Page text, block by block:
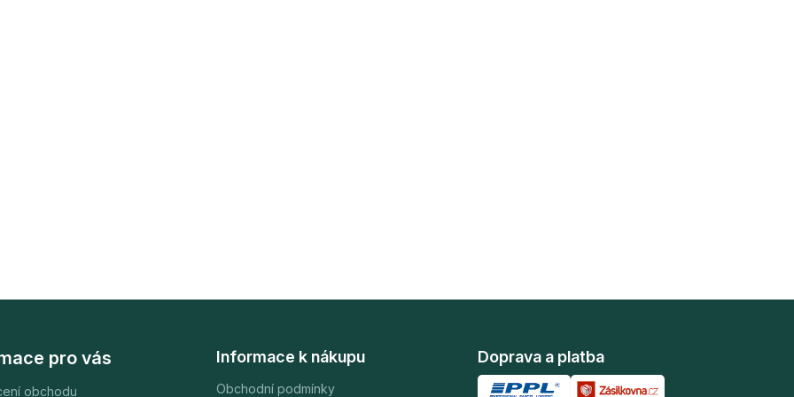
pro vás
obchodu
Informace k nákupu
Obchodní podmínky
Doprava a platba